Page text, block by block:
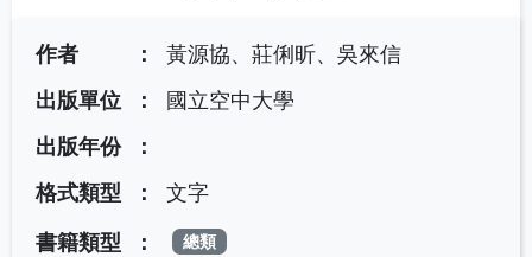
作者
黃源協、莊俐昕、吳來信
出版單位
國立空中大學
出版年份
格式類型
文字
書籍類型
總類